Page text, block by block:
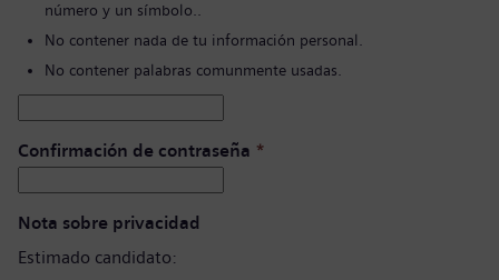
número y un símbolo..
No contener nada de tu información personal.
No contener palabras comunmente usadas.
Confirmación de contraseña *
Nota sobre privacidad
Estimado candidato: